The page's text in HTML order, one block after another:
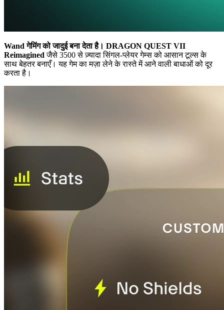
Wand गेमिंग को जादुई बना देता है। DRAGON QUEST VII
Reimagined जैसे 3500 से ज़्यादा सिंगल-प्लेयर गेम्स को आसान टूल्स के
साथ बेहतर बनाएँ। यह गेम का मज़ा लेने के रास्ते में आने वाली बाधाओं को दूर
करता है।